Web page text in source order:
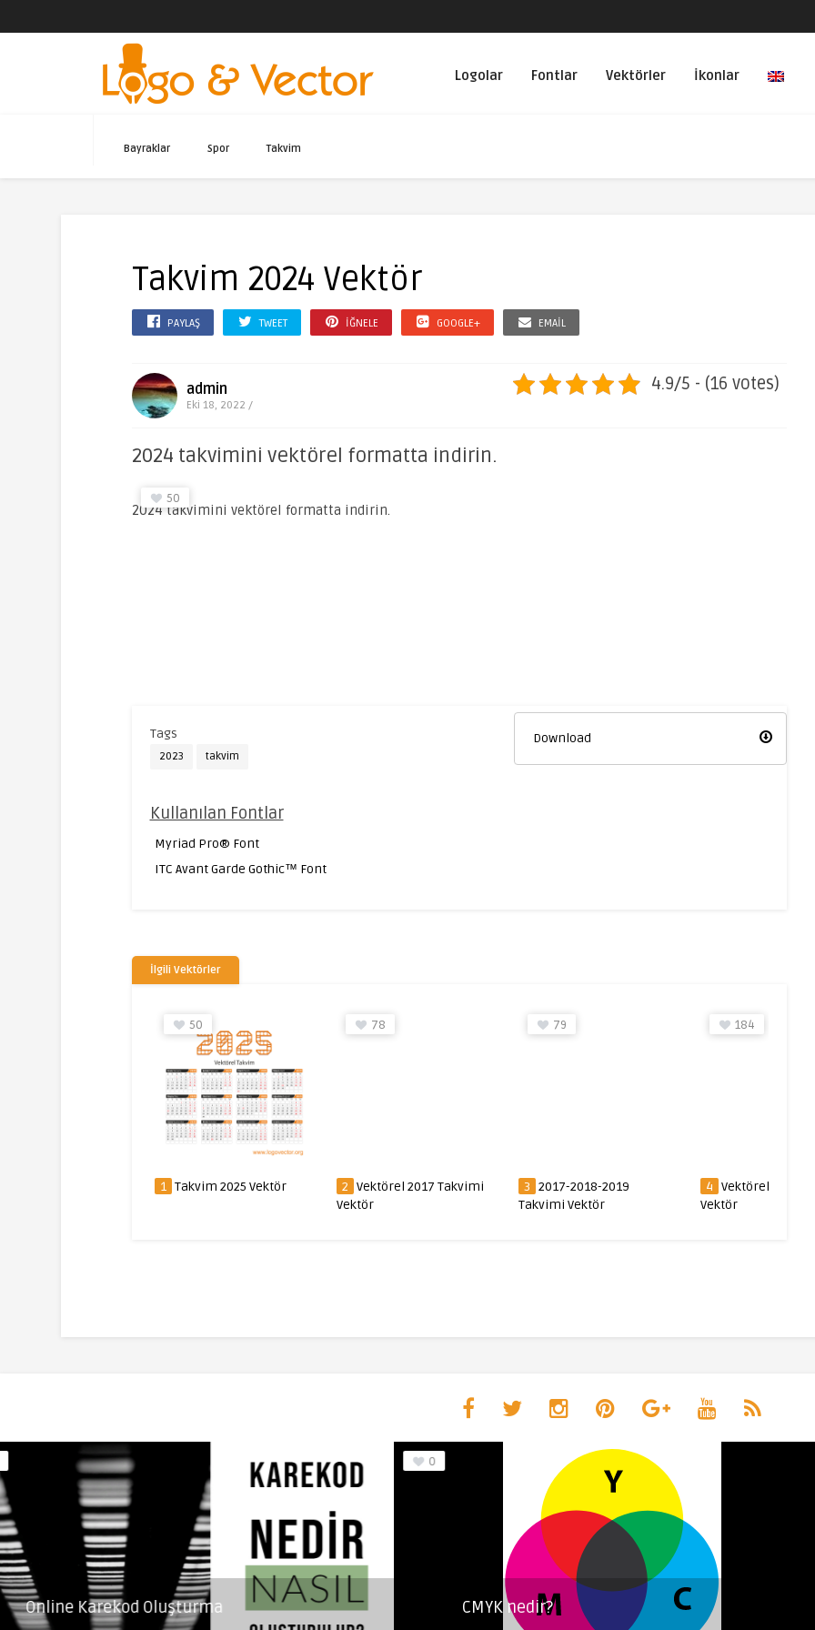
Logolar Fontlar Vektörler İkonlar
Bayraklar Spor Takvim
Takvim 2024 Vektör
PAYLAŞ TWEET İĞNELE GOOGLE+ EMAIL
admin
Eki 18, 2022 /
4.9/5 - (16 votes)
2024 takvimini vektörel formatta indirin.
Download
50
2024 takvimini vektörel formatta indirin.
Tags
2023 takvim
Kullanılan Fontlar
Myriad Pro® Font
ITC Avant Garde Gothic™ Font
İlgili Vektörler
50
1 Takvim 2025 Vektör
78
2 Vektörel 2017 Takvimi
Vektör
79
3 2017-2018-2019
Takvimi Vektör
184
4 Vektörel 2018
Vektör
Online Karekod Oluşturma
0
CMYK nedir?